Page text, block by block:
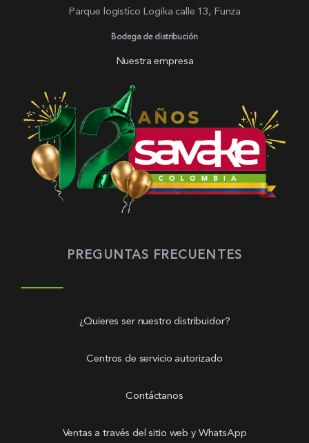
Parque logistíco Logika calle 13, Funza
Bodega de distribución
Nuestra empresa
PREGUNTAS FRECUENTES
¿Quieres ser nuestro distribuidor?
Centros de servicio autorizado
Contáctanos
Ventas a través del sitio web y WhatsApp